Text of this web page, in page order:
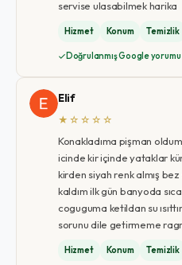
servise ulasabilmek harika
Hizmet Konum Temizlik
Doğrulanmış Google yorumu
Elif
★☆☆☆☆
Konakladıma pişman
icinde kir içinde yataklar
kirden siyah renk almış
kaldım ilk gün banyoda
coguguma ketildan su
sorunu dile getirmeme
Hizmet Konum Temizlik